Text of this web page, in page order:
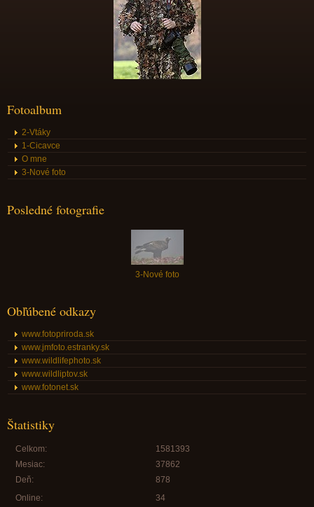
Fotoalbum
2-Vtáky
1-Cicavce
O mne
3-Nové foto
Posledné fotografie
3-Nové foto
Obľúbené odkazy
www.fotopriroda.sk
www.jmfoto.estranky.sk
www.wildlifephoto.sk
www.wildliptov.sk
www.fotonet.sk
Štatistiky
Online: 34
Celkom:
1581393
Mesiac:
37862
Deň:
878